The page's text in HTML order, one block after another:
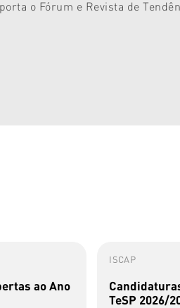
o Fórum e Revista de
ao Ano
ISCAP
TeSP 2026/